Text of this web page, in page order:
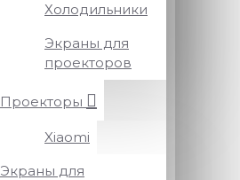
Холодильники
Экраны для
проекторов
Проекторы
Xiaomi
Экраны для